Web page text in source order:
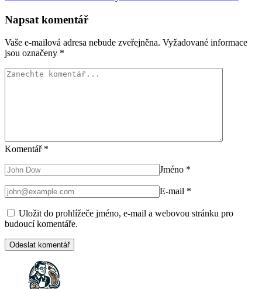
Napsat komentář
Vaše e-mailová adresa nebude zveřejněna. Vyžadované informace
jsou označeny *
Komentář *
Jméno *
E-mail *
Uložit do prohlížeče jméno, e-mail a webovou stránku pro
budoucí komentáře.